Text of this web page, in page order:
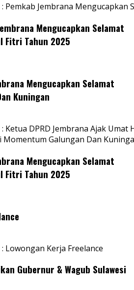
Pemkab Jembrana Mengucapkan
Mengucapkan Selamat
Fitri Tahun 2025
Mengucapkan Selamat
Kuningan
Ketua DPRD Jembrana Ajak
Momentum Galungan Dan
Mengucapkan Selamat
Fitri Tahun 2025
Lowongan Kerja Freelance
Gubernur & Wagub Sulawesi